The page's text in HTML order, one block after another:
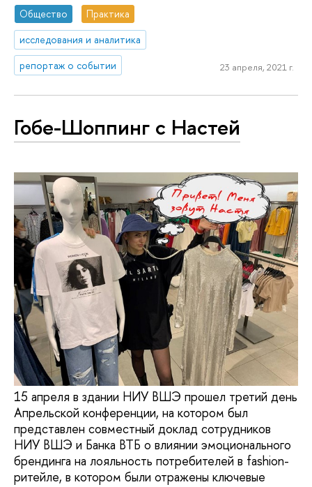
Общество
Практика
исследования и аналитика
репортаж о событии
23 апреля, 2021 г.
Гобе-Шоппинг с Настей
15 апреля в здании НИУ ВШЭ прошел третий день
Апрельской конференции, на котором был
представлен совместный доклад сотрудников
НИУ ВШЭ и Банка ВТБ о влиянии эмоционального
брендинга на лояльность потребителей в fashion-
ритейле, в котором были отражены ключевые